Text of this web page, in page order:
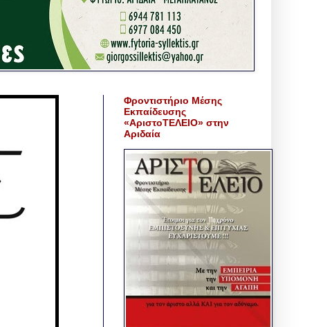
Φροντιστήριο Μέσης
Εκπαίδευσης
«ΑριστοΤΕΛΕΙΟ» στην
Αριδαία